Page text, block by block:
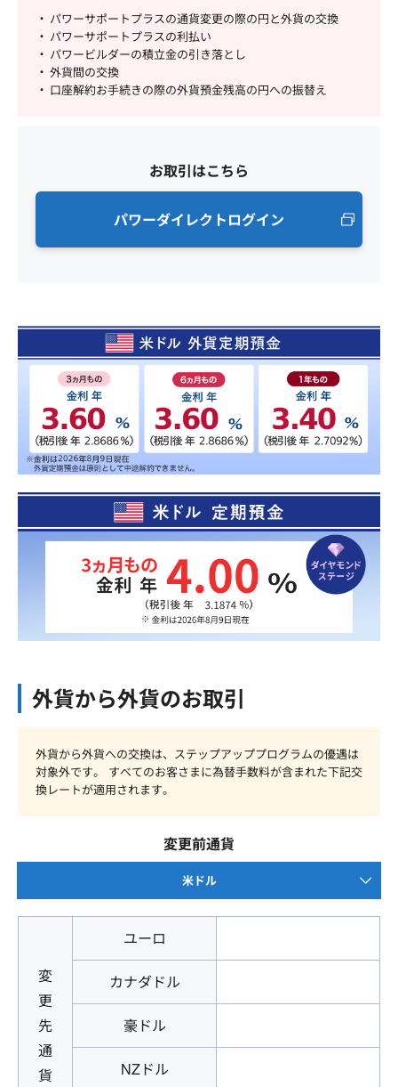
パワーサポートプラスの通貨変更の際の円と外貨の交換
パワーサポートプラスの利払い
パワービルダーの積立金の引き落とし
外貨間の交換
口座解約お手続きの際の外貨預金残高の円への振替え
お取引はこちら
パワーダイレクトログイン
外貨から外貨のお取引
外貨から外貨への交換は、ステップアッププログラムの優遇は
対象外です。 すべてのお客さまに為替手数料が含まれた下記交
換レートが適用されます。
変更前通貨
米ドル
変
更
先
通
貨
ユーロ
カナダドル
豪ドル
NZドル